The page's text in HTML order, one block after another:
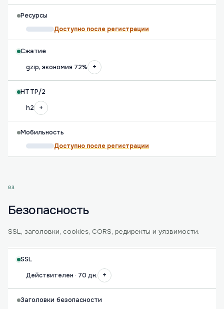
Ресурсы
Доступно после регистрации
Сжатие
gzip, экономия 72%
+
HTTP/2
h2
+
Мобильность
Доступно после регистрации
03
Безопасность
SSL, заголовки, cookies, CORS, редиректы и уязвимости.
SSL
Действителен · 70 дн.
+
Заголовки безопасности